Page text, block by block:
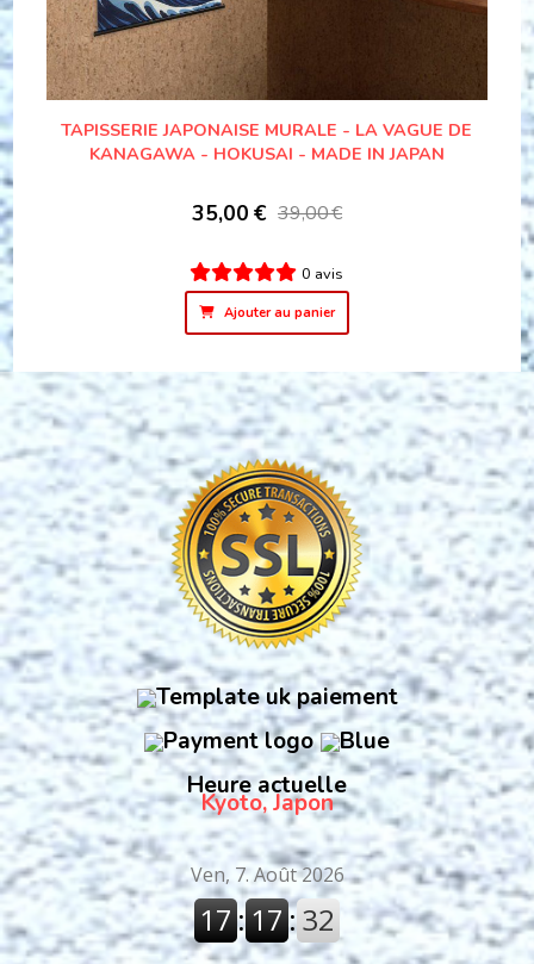
TAPISSERIE JAPONAISE MURALE - LA VAGUE DE
KANAGAWA - HOKUSAI - MADE IN JAPAN
35,00 € 39,00€
0 avis
Ajouter au panier
Heure actuelle
Kyoto, Japon